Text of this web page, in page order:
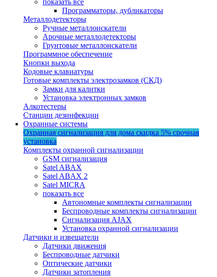
Программаторы, дубликаторы
Металлодетекторы
Ручные металлоискатели
Арочные металлодетекторы
Грунтовые металлоискатели
Программное обеспечение
Кнопки выхода
Кодовые клавиатуры
Готовые комплекты электрозамков (СКД)
Замки для калитки
Установка электронных замков
Алкотестеры
Станции дезинфекции
Охранные системы
Охранная сигнализация для дома скидка 5% срочная
установка
Комплекты охранной сигнализации
GSM сигнализация
Satel ABAX
Satel ABAX 2
Satel MICRA
показать все
Автономные комплекты сигнализации
Беспроводные комплекты сигнализации
Сигнализация AJAX
Установка охранной сигнализации
Датчики и извещатели
Датчики движения
Беспроводные датчики
Оптические датчики
Датчики затопления